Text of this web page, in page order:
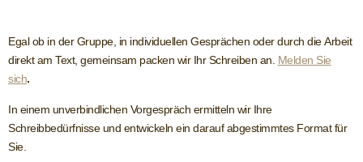
Egal ob in der Gruppe, in individuellen Gesprächen oder durch die Arbeit
direkt am Text, gemeinsam packen wir Ihr Schreiben an. Melden Sie
sich.
In einem unverbindlichen Vorgespräch ermitteln wir Ihre
Schreibbedürfnisse und entwickeln ein darauf abgestimmtes Format für
Sie.